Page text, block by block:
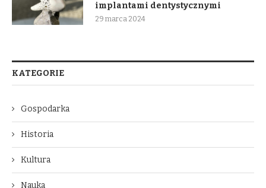
implantami dentystycznymi
29 marca 2024
KATEGORIE
Gospodarka
Historia
Kultura
Nauka